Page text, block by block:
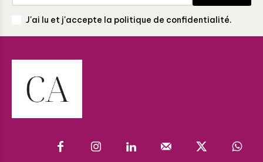
J'ai lu et j'accepte la politique de confidentialité.